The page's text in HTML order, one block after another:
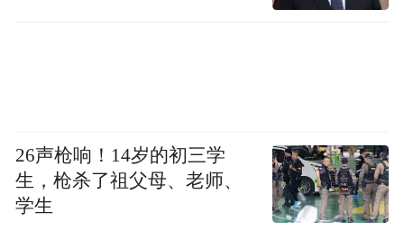
工作者都肩负着守护公众健康的社会责任，
要实事求是，并明确告知适用范围，筑牢科
普规范根基，避免误导消费者。
26声枪响！14岁的初三学
生，枪杀了祖父母、老师、
学生